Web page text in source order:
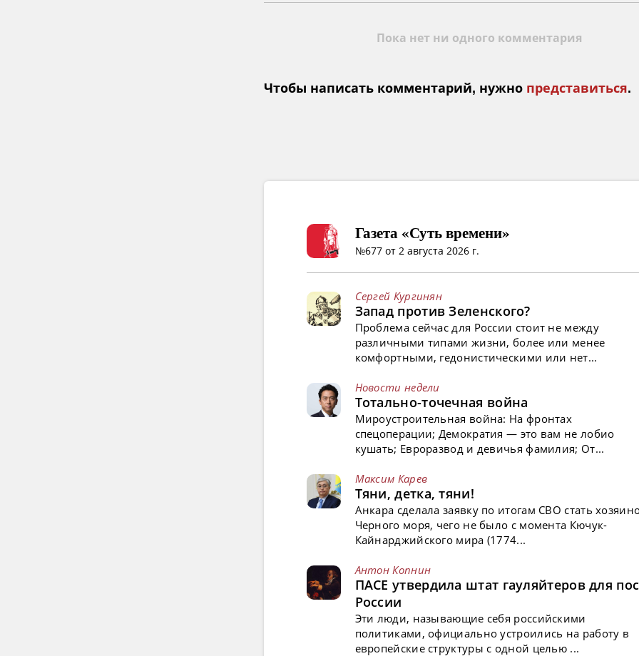
Пока нет ни одного комментария
Чтобы написать комментарий, нужно представиться.
Газета «Суть времени»
№677 от 2 августа 2026 г.
Сергей Кургинян
Запад против Зеленского?
Проблема сейчас для России стоит не между
различными типами жизни, более или менее
комфортными, гедонистическими или нет...
Новости недели
Тотально-точечная война
Мироустроительная война: На фронтах
спецоперации; Демократия — это вам не лобио
кушать; Евроразвод и девичья фамилия; От...
Максим Карев
Тяни, детка, тяни!
Анкара сделала заявку по итогам СВО стать
Черного моря, чего не было с момента Кючук-
Кайнарджийского мира (1774...
Антон Копнин
ПАСЕ утвердила штат гауляйтеров для
России
Эти люди, называющие себя российскими
политиками, официально устроились на работу в
европейские структуры с одной целью ...